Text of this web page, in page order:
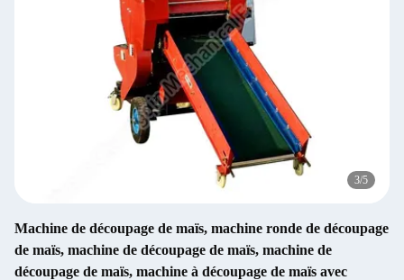
4/5
Machine de découpage de maïs, machine ronde de découpage
de maïs, machine de découpage de maïs, machine de
découpage de maïs, machine à découpage de maïs avec